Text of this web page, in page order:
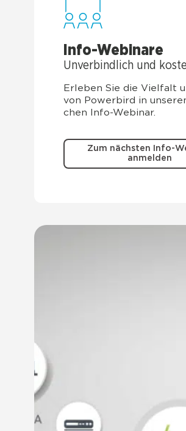
Info-Web­i­na­re
Unver­bind­lich und
Erle­ben Sie die Viel­falt
von Power­bird in
chen Info-Web­i­nar.
Zum nächsten Info-
anmelden